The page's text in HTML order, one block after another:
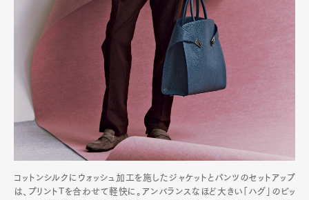
Product Culture Lifestyle
Pen Membership
Magazine
Official Columnist
Contact
Pen Meet
コットンシルクにウォッシュ加工を施したジャケットとパンツのセットアップ
は、プリントTを合わせて軽快に。アンバランスなほど大きい「ハグ」のビッ